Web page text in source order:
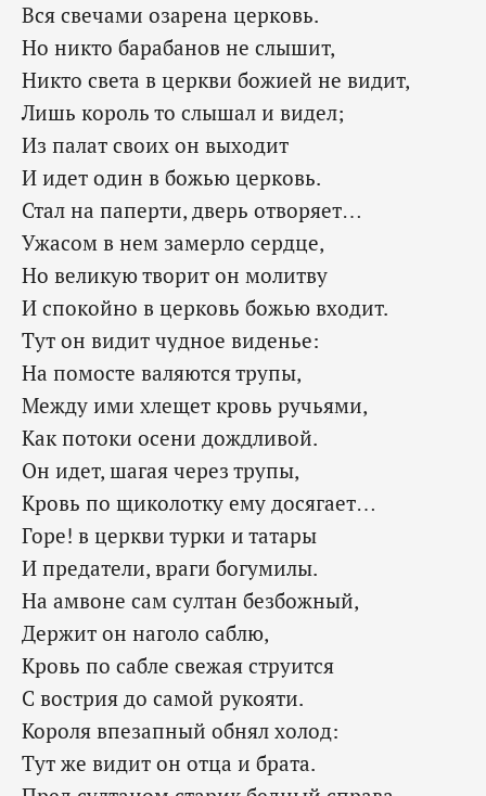
Вся свечами озарена церковь.
Но никто барабанов не слышит,
Никто света в церкви божией не видит,
Лишь король то слышал и видел;
Из палат своих он выходит
И идет один в божью церковь.
Стал на паперти, дверь отворяет…
Ужасом в нем замерло сердце,
Но великую творит он молитву
И спокойно в церковь божью входит.
Тут он видит чудное виденье:
На помосте валяются трупы,
Между ими хлещет кровь ручьями,
Как потоки осени дождливой.
Он идет, шагая через трупы,
Кровь по щиколотку ему досягает…
Горе! в церкви турки и татары
И предатели, враги богумилы.
На амвоне сам султан безбожный,
Держит он наголо саблю,
Кровь по сабле свежая струится
С вострия до самой рукояти.
Короля впезапный обнял холод:
Тут же видит он отца и брата.